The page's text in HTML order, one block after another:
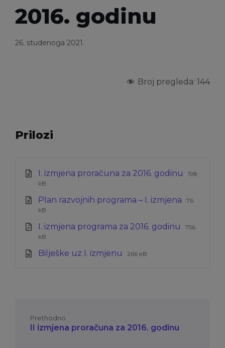
2016. godinu
26. studenoga 2021.
Broj pregleda: 144
Prilozi
I. izmjena proračuna za 2016. godinu Veličina
198
kB
Plan razvojnih programa – I. izmjena Veličina
76
kB
I. izmjena programa za 2016. godinu Ekstenzija
Veličina
756
kB
Bilješke uz I. izmjenu
Ekstenzija
Veličina
266 kB
Prethodno
II izmjena proračuna za 2016. godinu